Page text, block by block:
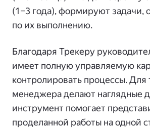
(1–3 года), формируют задачи,
по их выполнению.
Благодаря Трекеру
имеет полную управляемую
контролировать процессы. Для
менеджера делают наглядные
инструмент помогает
проделанной работы на одной